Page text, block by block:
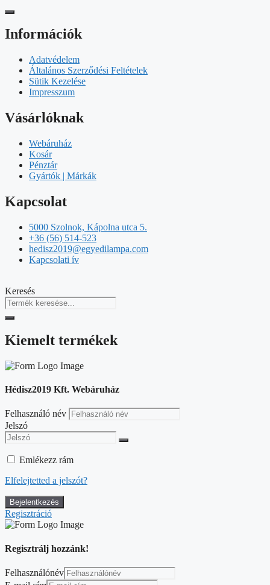
Információk
Adatvédelem
Általános Szerződési Feltételek
Sütik Kezelése
Impresszum
Vásárlóknak
Webáruház
Kosár
Pénztár
Gyártók | Márkák
Kapcsolat
5000 Szolnok, Kápolna utca 5.
+36 (56) 514-523
hedisz2019@egyedilampa.com
Kapcsolati ív
Keresés
Kiemelt termékek
Hédisz2019 Kft. Webáruház
Felhasználó név
Jelszó
Emlékezz rám
Elfelejtetted a jelszót?
Regisztráció
Regisztrálj hozzánk!
Felhasználónév